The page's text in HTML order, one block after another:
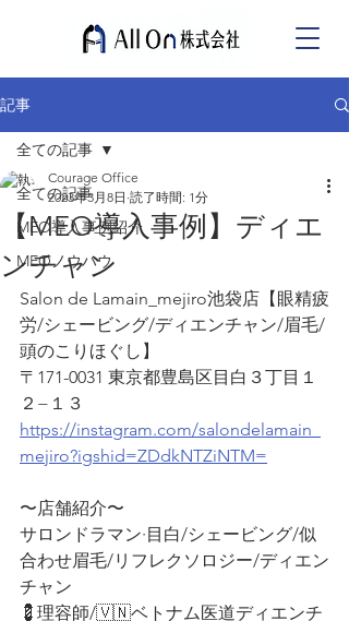
記事
全ての記事
MEO導入事例紹介
MEOノウハウ
全ての記事
【MEO導入事例】ディエ
ンチャン
Courage Office
2023年3月8日 読了時間: 1分
Salon de Lamain_mejiro池袋店【眼精疲
労/シェービング/ディエンチャン/眉毛/
頭のこりほぐし】
〒171-0031 東京都豊島区目白３丁目１
２−１３
https://instagram.com/salondelamain_
mejiro?igshid=ZDdkNTZiNTM=
〜店舗紹介〜
サロンドラマン·目白/シェービング/似
合わせ眉毛/リフレクソロジー/ディエン
チャン
💈理容師/🇻🇳ベトナム医道ディエンチ